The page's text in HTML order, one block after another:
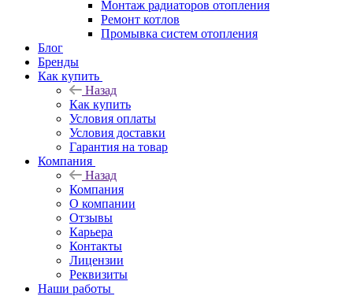
Монтаж радиаторов отопления
Ремонт котлов
Промывка систем отопления
Блог
Бренды
Как купить
Назад
Как купить
Условия оплаты
Условия доставки
Гарантия на товар
Компания
Назад
Компания
О компании
Отзывы
Карьера
Контакты
Лицензии
Реквизиты
Наши работы